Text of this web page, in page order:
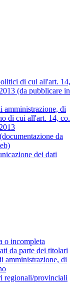
di cui all'art. 14,
(da pubblicare in
amministrazione, di
di cui all'art. 14, co.
da
dei dati
o incompleta
da parte dei titolari
amministrazione, di
regionali/provinciali